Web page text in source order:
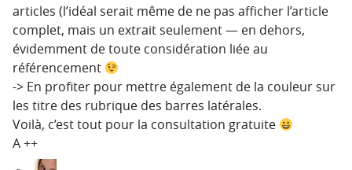
articles (l’idéal serait même de ne pas afficher l’article
complet, mais un extrait seulement — en dehors,
évidemment de toute considération liée au
référencement
-> En profiter pour mettre également de la couleur sur
les titre des rubrique des barres latérales.
Voilà, c’est tout pour la consultation gratuite
A ++